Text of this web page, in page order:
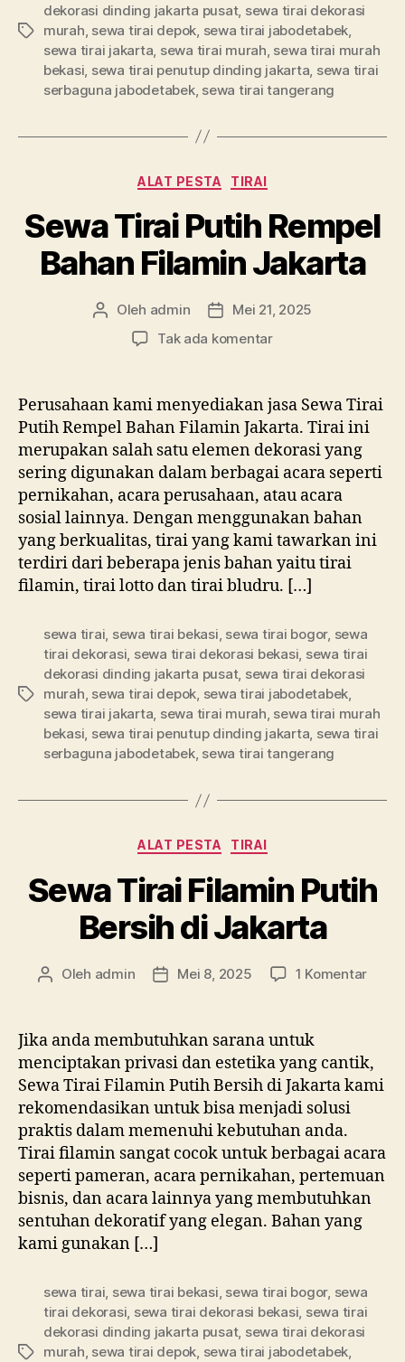
Tag
dekorasi dinding jakarta pusat, sewa tirai dekorasi
murah sewa tirai depok sewa tirai jabodetabek
sewa tirai jakarta sewa tirai murah sewa tirai murah
bekasi sewa tirai penutup dinding jakarta sewa tirai
serbaguna jabodetabek, sewa tirai tangerang
Kategori
ALAT PESTA TIRAI
Sewa Tirai Putih Rempel
Bahan Filamin Jakarta
Penulis
artikel
Oleh admin
Tanggal
Mei 21, 2025
Tak ada komentarpada
Putih
Rempel
Bahan
Filamin
Jakarta
Perusahaan kami menyediakan jasa Sewa Tirai
Putih Rempel Bahan Filamin Jakarta. Tirai ini
merupakan salah satu elemen dekorasi yang
sering digunakan dalam berbagai acara seperti
pernikahan, acara perusahaan, atau acara
sosial lainnya. Dengan menggunakan bahan
yang berkualitas, tirai yang kami tawarkan ini
terdiri dari beberapa jenis bahan yaitu tirai
filamin, tirai lotto dan tirai bludru. […]
Tag
sewa tirai, sewa tirai bekasi, sewa tirai bogor, sewa
tirai dekorasi, sewa tirai dekorasi bekasi, sewa tirai
dekorasi dinding jakarta pusat, sewa tirai dekorasi
murah, sewa tirai depok, sewa tirai jabodetabek,
sewa tirai jakarta, sewa tirai murah, sewa tirai murah
bekasi, sewa tirai penutup dinding jakarta, sewa tirai
serbaguna jabodetabek, sewa tirai tangerang
Kategori
ALAT PESTA TIRAI
Sewa Tirai Filamin Putih
Bersih di Jakarta
Penulis
Oleh admin
Tanggal
Mei 8, 2025 1 Komentarpada
di
Jika anda membutuhkan sarana untuk
menciptakan privasi dan estetika yang cantik,
Sewa Tirai Filamin Putih Bersih di Jakarta kami
rekomendasikan untuk bisa menjadi solusi
praktis dalam memenuhi kebutuhan anda.
Tirai filamin sangat cocok untuk berbagai acara
seperti pameran, acara pernikahan, pertemuan
bisnis, dan acara lainnya yang membutuhkan
sentuhan dekoratif yang elegan. Bahan yang
kami gunakan […]
Tag
sewa tirai sewa tirai bekasi sewa tirai bogor, sewa
tirai dekorasi sewa tirai dekorasi bekasi sewa tirai
dekorasi dinding jakarta pusat, sewa tirai dekorasi
murah sewa tirai depok sewa tirai jabodetabek